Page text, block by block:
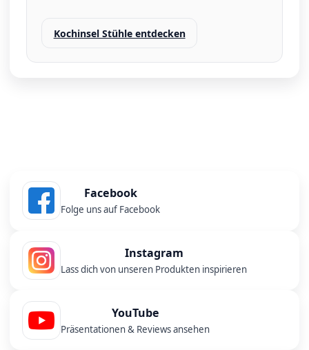
Kochinsel Stühle entdecken
Facebook
Folge uns auf Facebook
Instagram
Lass dich von unseren Produkten inspirieren
YouTube
Präsentationen & Reviews ansehen